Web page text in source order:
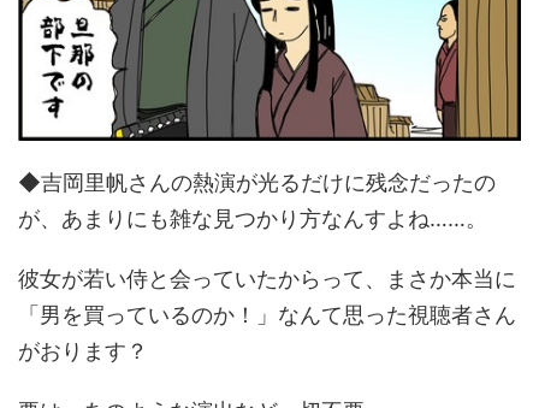
◆吉岡里帆さんの熱演が光るだけに残念だったの
が、あまりにも雑な見つかり方なんすよね……。
彼女が若い侍と会っていたからって、まさか本当に
「男を買っているのか！」なんて思った視聴者さん
がおります？